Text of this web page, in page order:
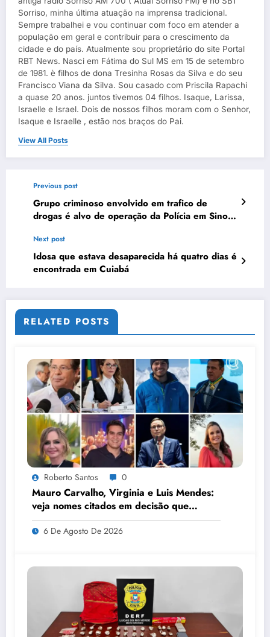
Sorriso, minha última atuação na imprensa tradicional.
Sempre trabalhei e vou continuar com foco em atender a
população em geral e contribuir para o crescimento da
cidade e do país. Atualmente sou proprietário do site Portal
RBT News. Nasci em Fátima do Sul MS em 15 de setembro
de 1981. è filhos de dona Tresinha Rosas da Silva e do seu
Francisco Viana da Silva. Sou casado com Priscila Rapachi
a quase 20 anos. juntos tivemos 04 filhos. Isaque, Larissa,
Israelle e Israel. Dois de nossos filhos moram com o Senhor,
Isaque e Israelle , estão nos braços do Pai.
View All Posts
Previous post
Grupo criminoso envolvido em trafico de
drogas é alvo de operação da Polícia em Sinop
Next post
Idosa que estava desaparecida há quatro dias é
encontrada em Cuiabá
RELATED POSTS
Roberto Santos 0
Mauro Carvalho, Virginia e Luis Mendes:
veja nomes citados em decisão que
autoriza buscas e bloqueia R$ 308
milhões
6 De Agosto De 2026